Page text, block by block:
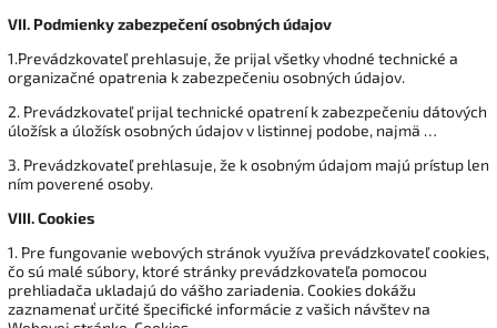
VII. Podmienky zabezpečení osobných údajov
1.Prevádzkovateľ prehlasuje, že prijal všetky vhodné technické a
organizačné opatrenia k zabezpečeniu osobných údajov.
2. Prevádzkovateľ prijal technické opatrení k zabezpečeniu dátových
úložísk a úložísk osobných údajov v listinnej podobe, najmä …
3. Prevádzkovateľ prehlasuje, že k osobným údajom majú prístup len
ním poverené osoby.
VIII.Cookies
1. Pre fungovanie webových stránok využíva prevádzkovateľ cookies,
čo sú malé súbory, ktoré stránky prevádzkovateľa pomocou
prehliadača ukladajú do vášho zariadenia. Cookies dokážu
zaznamenať určité špecifické informácie z vašich návštev na